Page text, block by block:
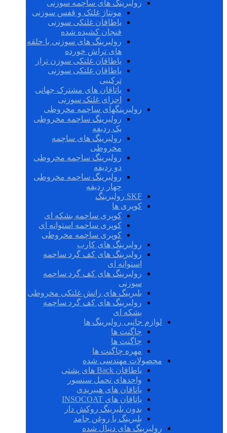
رولبرینگ های ساچمه سوزنی
مونتاژ غلتک و قفس سوزنی
یاطاقان غلتکی سوزنی
فنجان کشیده شده
رولبرینگ های سوزنی با حلقه
های تراش خورده
یاطاقان غلتکی سوزن تراز
یاطاقان غلتکی سوزنی
ترکیبی
یاتاقان های مشترک جهانی
اجزای غلتک سوزنی
رولبرینگهای ساچمه مخروطی
رولبرینگ ساچمه مخروطی
یک ردیفه
رولبرینگ های ساچمه
مخروطی
رولبرینگ ساچمه مخروطی
دو ردیفه
رولبرینگ ساچمه مخروطی
چهار ردیفه
SKF رولبرینگ
کوپری ها
کوپری ساچمه بشکه ای
کوپری ساچمه استوانه ای
کوپری ساچمه مخروطی
رولبرینگ های کارب
رولبرینگ های کف گرد ساچمه
استوانه ای
رولبرینگ های کف گرد ساچمه
سوزنی
بلبرینگ های رانش غلتکی مخروطی
رولبرینگ های کف گرد ساچمه
بشکه ای
لوازم جانبی رولبرینگ ها
چاگنت ها
چاگنت ها
مهره چاگنت ها
محصولات مهندسی شده
یاطاقان Back های پشتی
واحدهای تحمل سنسور
یاتاقان های هیبریدی
یاتاقان های INSOCOAT
بدون بلبرینگ روکش دار
بلبرینگ با روغن جامد
رولبرینگ های دنبال شده